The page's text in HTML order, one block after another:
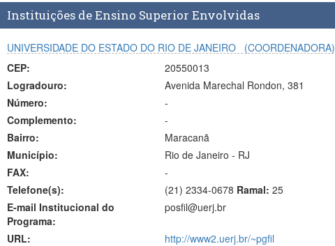
Instituições de Ensino Superior Envolvidas
UNIVERSIDADE DO ESTADO DO RIO DE JANEIRO
(COORDENADORA)
CEP:
20550013
Logradouro:
Avenida Marechal Rondon, 381
Número:
-
Complemento:
-
Bairro:
Maracanã
Município:
Rio de Janeiro - RJ
FAX:
-
Telefone(s):
(21) 2334-0678 Ramal: 25
E-mail Institucional do
Programa:
posfil@uerj.br
URL:
http://www2.uerj.br/~pgfil